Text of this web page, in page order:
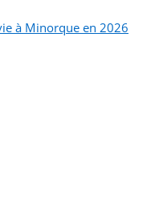
à Minorque en 2026